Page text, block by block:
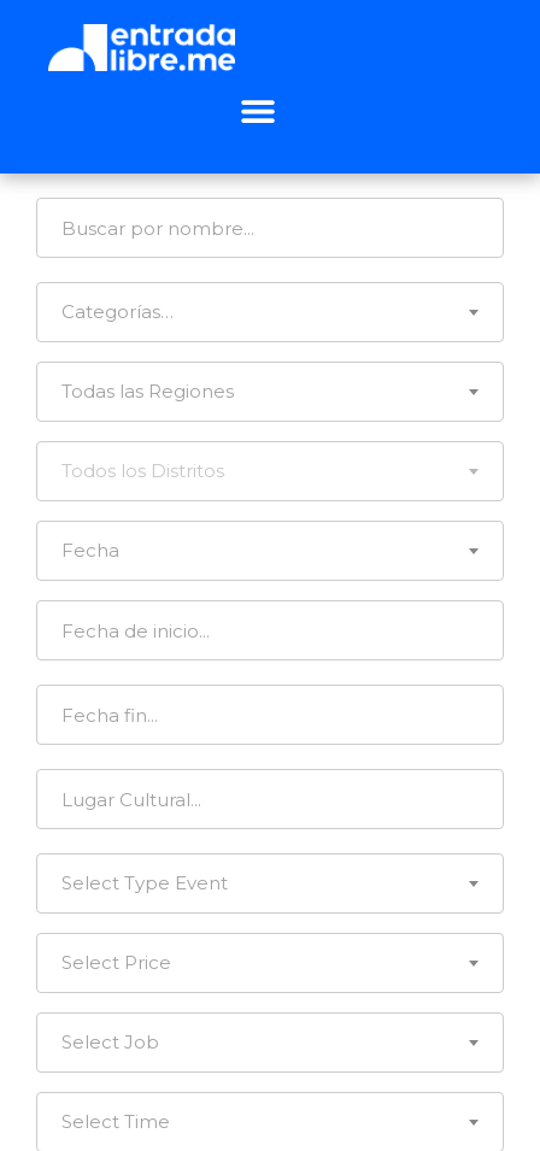
Categorías…
Todas las Regiones
Todos los Distritos
Fecha
Select Type Event
Select Price
Select Job
Select Time